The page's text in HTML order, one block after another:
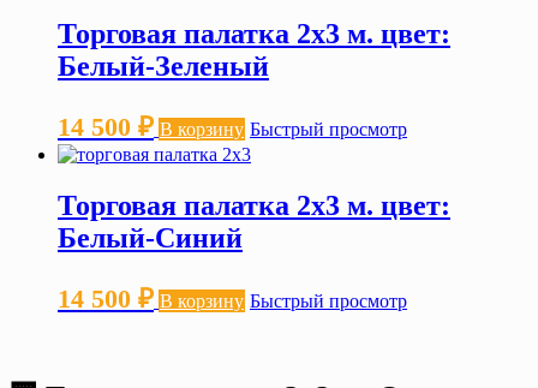
вариаций.
Опции
странице
Торговая палатка 2х3 м. цвет:
Белый-Зеленый
14 500 ₽ В корзину Быстрый просмотр
Торговая палатка 2х3 м. цвет:
Белый-Синий
14 500 ₽ В корзину Быстрый просмотр